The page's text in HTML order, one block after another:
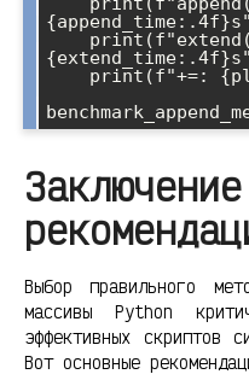
Выбор правильного
массивы Python
эффективных скриптов
Вот основные